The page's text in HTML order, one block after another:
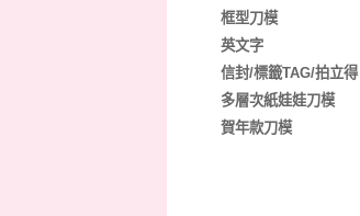
框型刀模
英文字
信封/標籤TAG/拍立得
多層次紙娃娃刀模
賀年款刀模